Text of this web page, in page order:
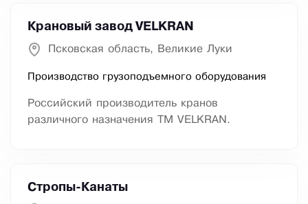
Крановый завод VELKRAN
Псковская область, Великие Луки
Производство грузоподъемного оборудования
Российский производитель кранов
различного назначения ТМ VELKRAN.
Стропы-Канаты